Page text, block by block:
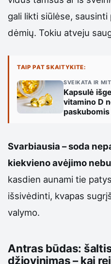
gali likti siūlėse,
dėmių. Tokiu atveju
TAIP PAT SKAITYKITE:
SVEIKATA IR
Kapsulė
vitamino D
paskubomis
Svarbiausia – soda
kiekvieno avėjimo
kasdien aunami tie
išsivėdinti, kvapas
valymo.
Antras būdas:
džiovinimas – kai